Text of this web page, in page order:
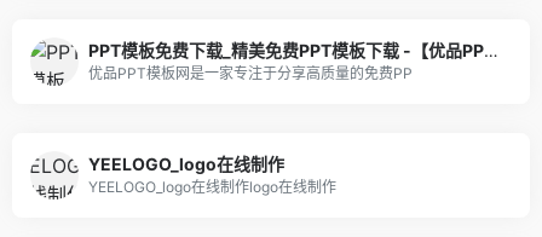
PPT模板免费下载_精美免费PPT模板下载 -【优品PPT】
优品PPT模板网是一家专注于分享高质量的免费PP
YEELOGO_logo在线制作
YEELOGO_logo在线制作logo在线制作